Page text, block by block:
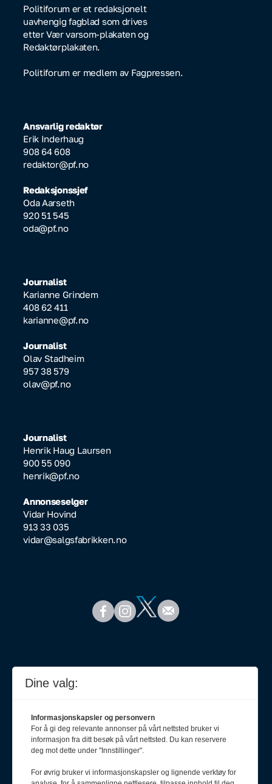
Politiforum er et redaksjonelt
uavhengig fagblad som drives
etter Vær varsom-plakaten og
Redaktørplakaten.
Politiforum er medlem av Fagpressen.
Ansvarlig redaktør
Erik Inderhaug
908 64 608
redaktor@pf.no
Redaksjonssjef
Oda Aarseth
920 51 545
oda@pf.no
Journalist
Karianne Grindem
408 62 411
karianne@pf.no
Journalist
Olav Stadheim
957 38 579
olav@pf.no
Journalist
Henrik Haug Laursen
900 55 090
henrik@pf.no
Annonseselger
Vidar Hovind
913 33 035
vidar@salgsfabrikken.no
Dine valg:
Informasjonskapsler og personvern
For å gi deg relevante annonser på vårt nettsted bruker vi
informasjon fra ditt besøk på vårt nettsted. Du kan reservere
deg mot dette under "Innstillinger".
For øvrig bruker vi informasjonskapsler og lignende verktøy for